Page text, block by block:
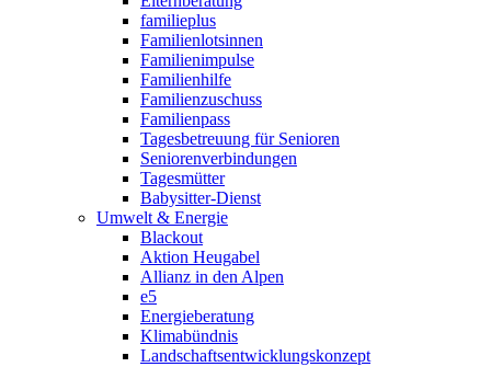
familieplus
Familienlotsinnen
Familienimpulse
Familienhilfe
Familienzuschuss
Familienpass
Tagesbetreuung für Senioren
Seniorenverbindungen
Tagesmütter
Babysitter-Dienst
Umwelt & Energie
Blackout
Aktion Heugabel
Allianz in den Alpen
e5
Energieberatung
Klimabündnis
Landschaftsentwicklungskonzept